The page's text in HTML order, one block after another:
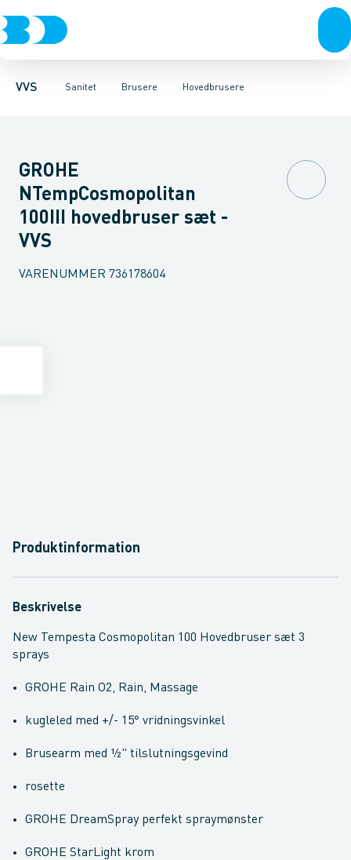
VVS Sanitet
Rør & fittingsPressfittings & rørKuglehaner & ventiler
Brusere
Toiletter, sæder og cisterner VaskeArmaturer
Hovedbrusere
HåndbrusereBruseslanger BrusesætBrusestænger
GROHE
NTempCosmopolitan
100III hovedbruser sæt -
VVS
VARENUMMER 736178604
Produktinformation
Beskrivelse
New Tempesta Cosmopolitan 100 Hovedbruser sæt 3
sprays
GROHE Rain O2, Rain, Massage
kugleled med +/- 15° vridningsvinkel
Brusearm med ½" tilslutningsgevind
rosette
GROHE DreamSpray perfekt spraymønster
GROHE StarLight krom